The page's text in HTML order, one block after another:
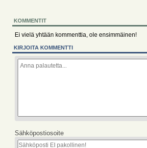
KOMMENTIT
Ei vielä yhtään kommenttia, ole ensimmäinen!
KIRJOITA KOMMENTTI
Sähköpostiosoite